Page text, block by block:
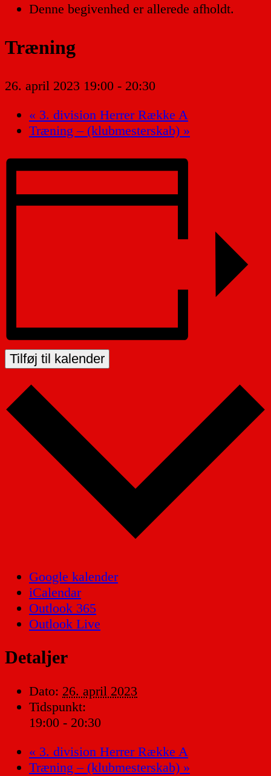
Denne begivenhed er allerede afholdt.
Træning
26. april 2023 19:00 - 20:30
« 3. division Herrer Række A
Træning – (klubmesterskab) »
Tilføj til kalender
Google kalender
iCalendar
Outlook 365
Outlook Live
Detaljer
Dato: 26. april 2023
Tidspunkt:
19:00 - 20:30
« 3. division Herrer Række A
Træning – (klubmesterskab) »